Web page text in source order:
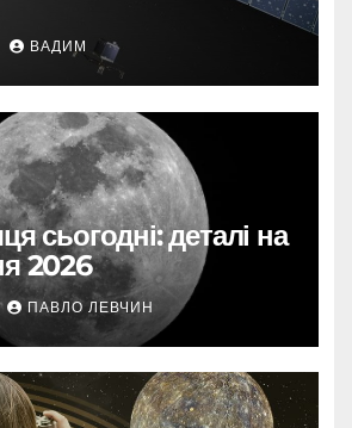
ВАДИМ
сьогодні: деталі на
2026
ПАВЛО ЛЕВЧИН